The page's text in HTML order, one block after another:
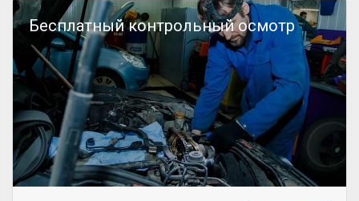
Бесплатный контрольный осмотр